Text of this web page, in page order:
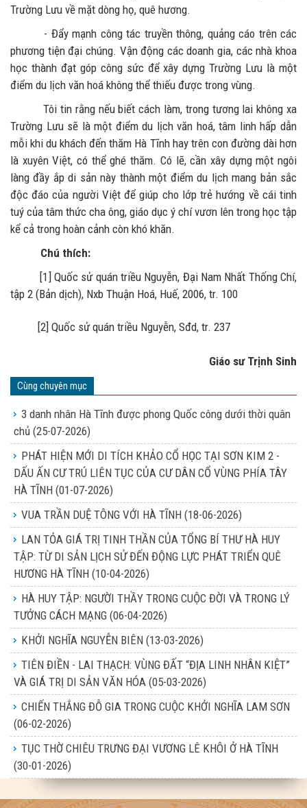
Trường Lưu về mặt dòng họ, quê hương.
- Đẩy mạnh công tác truyền thông, quảng cáo trên các
phương tiện đại chúng. Vận động các doanh gia, các nhà khoa
học thành đạt góp công sức để xây dựng Trường Lưu là một
điểm du lịch văn hoá không thể thiếu được trong vùng.
Tôi tin rằng nếu biết cách làm, trong tương lai không xa
Trường Lưu sẽ là một điểm du lịch văn hoá, tâm linh hấp dẫn
mỗi khi du khách đến thăm Hà Tĩnh hay trên con đường dài hơn
là xuyên Việt, có thể ghé thăm. Có lẽ, cần xây dựng một ngôi
làng đầy ắp di sản này thành một điểm du lịch mang bản sắc
độc đáo của người Việt để giúp cho lớp trẻ hướng về cái tinh
tuý của tâm thức cha ông, giáo dục ý chí vươn lên trong học tập
kể cả trong hoàn cảnh còn khó khăn.
Chú thích:
[1] Quốc sử quán triều Nguyễn, Đại Nam Nhất Thống Chí,
tập 2 (Bản dịch), Nxb Thuận Hoá, Huế, 2006, tr. 100
[2] Quốc sử quán triều Nguyễn, Sđd, tr. 237
Giáo sư Trịnh Sinh
Cùng chuyên mục
3 danh nhân Hà Tĩnh được phong Quốc công dưới thời quân
chủ (25-07-2026)
PHÁT HIỆN MỚI DI TÍCH KHẢO CỔ HỌC TẠI SƠN KIM 2 -
DẤU ẤN CƯ TRÚ LIÊN TỤC CỦA CƯ DÂN CỔ VÙNG PHÍA TÂY
HÀ TĨNH (01-07-2026)
VUA TRẦN DUỆ TÔNG VỚI HÀ TĨNH (18-06-2026)
LAN TỎA GIÁ TRỊ TINH THẦN CỦA TỔNG BÍ THƯ HÀ HUY
TẬP: TỪ DI SẢN LỊCH SỬ ĐẾN ĐỘNG LỰC PHÁT TRIỂN QUÊ
HƯƠNG HÀ TĨNH (10-04-2026)
HÀ HUY TẬP: NGƯỜI THẦY TRONG CUỘC ĐỜI VÀ TRONG LÝ
TƯỞNG CÁCH MẠNG (06-04-2026)
KHỞI NGHĨA NGUYỄN BIÊN (13-03-2026)
TIÊN ĐIỀN - LAI THẠCH: VÙNG ĐẤT “ĐỊA LINH NHÂN KIỆT”
VÀ GIÁ TRỊ DI SẢN VĂN HÓA (05-03-2026)
CHIẾN THẮNG ĐỖ GIA TRONG CUỘC KHỞI NGHĨA LAM SƠN
(06-02-2026)
TỤC THỜ CHIÊU TRƯNG ĐẠI VƯƠNG LÊ KHÔI Ở HÀ TĨNH
(30-01-2026)